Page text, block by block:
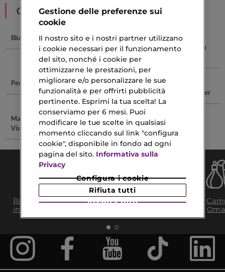
CONSIGLIATI PER TE
Blush Essence Blush Dior
Pennelli
Correttore
Gel
Sopracciglia
Pennello Blush Essenza Unica
Fragranze
Profumi Uomo
Estée Lauder
Maschere
Viso In Crema
Detergente E
Ritiro in negozio
in 2H
Consegna Gratuita
da 35€​ in 24/48H
Gestione delle preferenze sui
cookie
Il nostro sito e i nostri partner utilizzano
i cookie necessari per il funzionamento
del sito, nonché i cookie per
ottimizzarne le prestazioni, per
migliorare e/o personalizzare le sue
funzionalità e per offrirti pubblicità
pertinente. Esprimi la tua scelta! La
conserviamo per 6 mesi. Puoi
modificare le tue scelte in qualsiasi
momento cliccando sul link "configura
cookie", disponibile in fondo ad ogni
pagina del sito. Informativa sulla
Privacy
Configura i cookie
Rifiuta tutti
Accetta tutti